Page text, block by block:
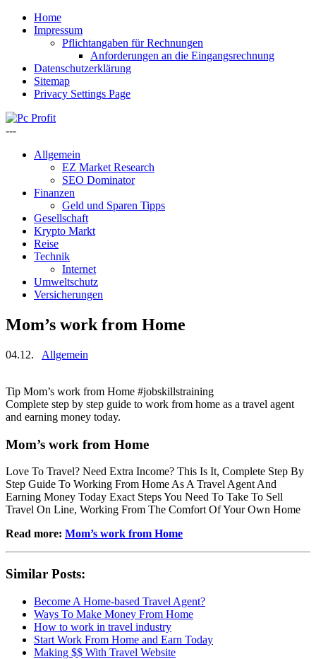
Home
Impressum
Pflichtangaben für Rechnungen
Anforderungen an die Eingangsrechnung
Datenschutzerklärung
Sitemap
Privacy Settings Page
---
Allgemein
EZ Market Research
SEO Dominator
Finanzen
Geld und Sparen Tipps
Gesellschaft
Krypto Markt
Reise
Technik
Internet
Umweltschutz
Versicherungen
Mom’s work from Home
04.12. Allgemein
Tip Mom’s work from Home #jobskillstraining
Complete step by step guide to work from home as a travel agent
and earning money today.
Mom’s work from Home
Love To Travel? Need Extra Income? This Is It, Complete Step By
Step Guide To Working From Home As A Travel Agent And
Earning Money Today Exact Steps You Need To Take To Sell
Travel On Line, Working From The Comfort Of Your Own Home
Read more: Mom’s work from Home
Similar Posts:
Become A Home-based Travel Agent?
Ways To Make Money From Home
How to work in travel industry
Start Work From Home and Earn Today
Making $$ With Travel Website